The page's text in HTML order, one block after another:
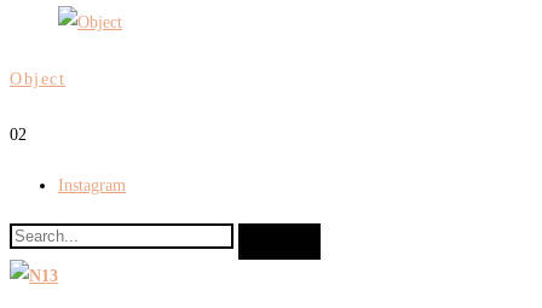
Object
02
Instagram